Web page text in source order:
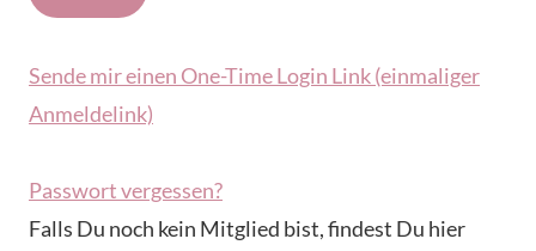
Sende mir einen One-Time Login Link (einmaliger
Anmeldelink)
Passwort vergessen?
Falls Du noch kein Mitglied bist, findest Du hier